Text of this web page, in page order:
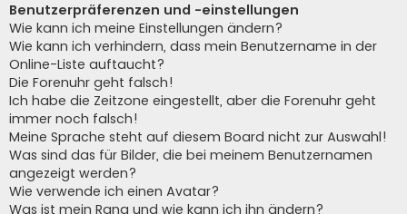
Benutzerpräferenzen und -einstellungen
Wie kann ich meine Einstellungen ändern?
Wie kann ich verhindern, dass mein Benutzername in der
Online-Liste auftaucht?
Die Forenuhr geht falsch!
Ich habe die Zeitzone eingestellt, aber die Forenuhr geht
immer noch falsch!
Meine Sprache steht auf diesem Board nicht zur Auswahl!
Was sind das für Bilder, die bei meinem Benutzernamen
angezeigt werden?
Wie verwende ich einen Avatar?
Was ist mein Rang und wie kann ich ihn ändern?